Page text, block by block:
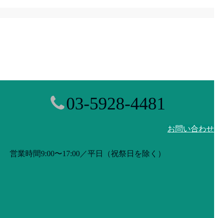
03-5928-4481
営業時間9:00〜17:00／平日（祝祭日を除く）
お問い合わせ